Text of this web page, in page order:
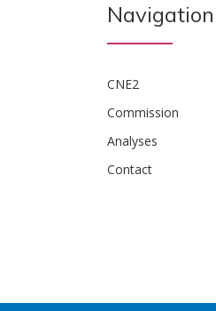
Navigation
CNE2
Commission
Analyses
Contact